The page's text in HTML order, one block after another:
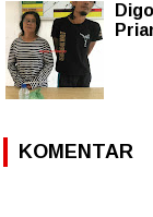
KOMENTAR